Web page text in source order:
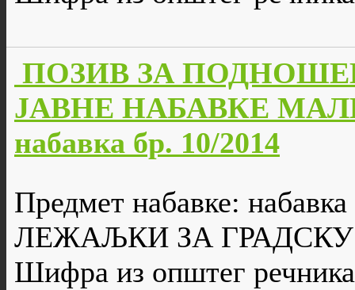
ПОЗИВ ЗА
ЈАВНЕ НАБАВКЕ
набавка бр. 10/2014
Предмет набавке:
ЛЕЖАЉКИ ЗА
Шифра из општег